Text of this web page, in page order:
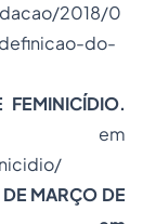
2018/0
do-
FEMINICÍDIO.
em
MARÇO DE